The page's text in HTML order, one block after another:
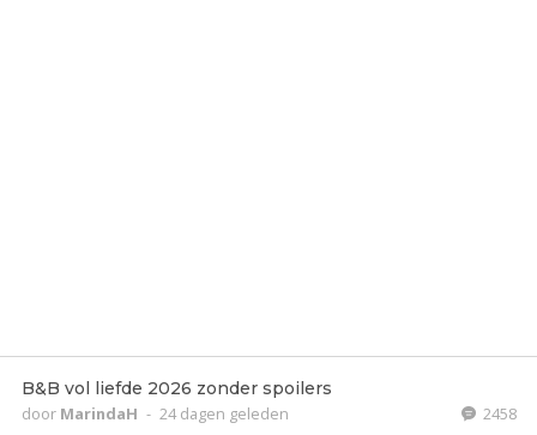
B&B vol liefde 2026 zonder spoilers
door MarindaH - 24 dagen geleden 2458